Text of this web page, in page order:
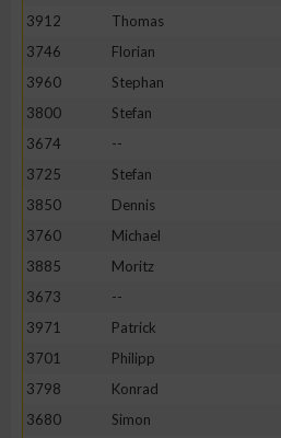
3912
Thomas
3746
Florian
3960
Stephan
3800
Stefan
3674
--
3725
Stefan
3850
Dennis
3760
Michael
3885
Moritz
3673
--
3971
Patrick
3701
Philipp
3798
Konrad
3680
Simon